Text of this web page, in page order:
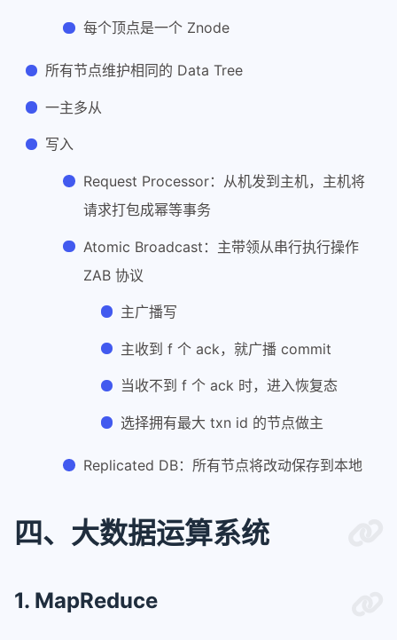
每个顶点是一个 Znode
所有节点维护相同的 Data Tree
一主多从
写入
Request Processor：从机发到主机，主机将
请求打包成幂等事务
Atomic Broadcast：主带领从串行执行操作
ZAB 协议
主广播写
主收到 f 个 ack，就广播 commit
当收不到 f 个 ack 时，进入恢复态
选择拥有最大 txn id 的节点做主
Replicated DB：所有节点将改动保存到本地
四、大数据运算系统
1. MapReduce